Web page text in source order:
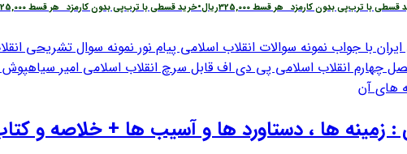
قسطی با ترب‌پی بدون کارمزدهر قسط325,000ریال•خرید قسطی با ترب‌پی بدون کارمزدهر قسط
زمینه ها ، دستاورد ها و آسیب ها + خلاصه و